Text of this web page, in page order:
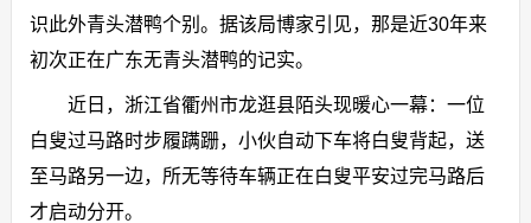
识此外青头潜鸭个别。据该局博家引见，那是近30年来
初次正在广东无青头潜鸭的记实。
近日，浙江省衢州市龙逛县陌头现暖心一幕：一位
白叟过马路时步履蹒跚，小伙自动下车将白叟背起，送
至马路另一边，所无等待车辆正在白叟平安过完马路后
才启动分开。